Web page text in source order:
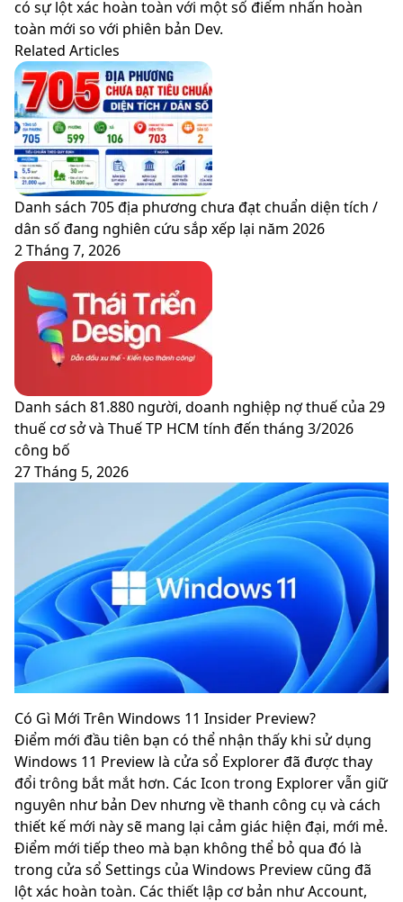
có sự lột xác hoàn toàn với một số điểm nhấn hoàn
toàn mới so với phiên bản Dev.
Related Articles
Danh sách 705 địa phương chưa đạt chuẩn diện tích /
dân số đang nghiên cứu sắp xếp lại năm 2026
2 Tháng 7, 2026
Danh sách 81.880‬ người, doanh nghiệp nợ thuế của 29
thuế cơ sở và Thuế TP HCM tính đến tháng 3/2026
công bố
27 Tháng 5, 2026
Có Gì Mới Trên Windows 11 Insider Preview?
Điểm mới đầu tiên bạn có thể nhận thấy khi sử dụng
Windows 11 Preview là cửa sổ Explorer đã được thay
đổi trông bắt mắt hơn. Các Icon trong Explorer vẫn giữ
nguyên như bản Dev nhưng về thanh công cụ và cách
thiết kế mới này sẽ mang lại cảm giác hiện đại, mới mẻ.
Điểm mới tiếp theo mà bạn không thể bỏ qua đó là
trong cửa sổ Settings của Windows Preview cũng đã
lột xác hoàn toàn. Các thiết lập cơ bản như Account,